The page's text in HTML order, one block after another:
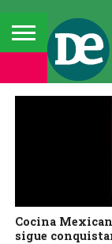
TEMAS
DEL
MÉXICO
METROPOLI
POLICIACA
CULTURA
FINANZAS
CIENCIA Y
TECNOLOGÍA
MUJER
Cocina
sigue